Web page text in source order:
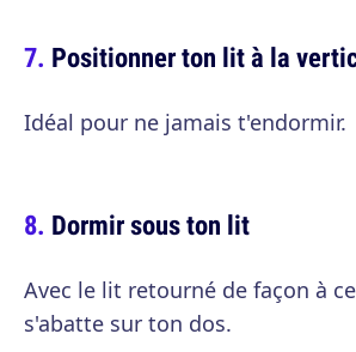
Positionner ton lit à la
Idéal pour ne jamais t'endormir.
Dormir sous ton lit
Avec le lit retourné de façon à
s'abatte sur ton dos.